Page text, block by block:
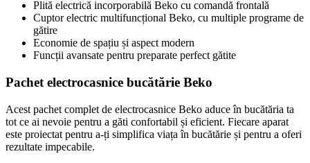
Plită electrică incorporabilă Beko cu comandă frontală
Cuptor electric multifuncțional Beko, cu multiple programe de
gătire
Economie de spațiu și aspect modern
Funcții avansate pentru preparate perfect gătite
Pachet electrocasnice bucătărie Beko
Acest pachet complet de electrocasnice Beko aduce în bucătăria ta
tot ce ai nevoie pentru a găti confortabil și eficient. Fiecare aparat
este proiectat pentru a-ți simplifica viața în bucătărie și pentru a oferi
rezultate impecabile.